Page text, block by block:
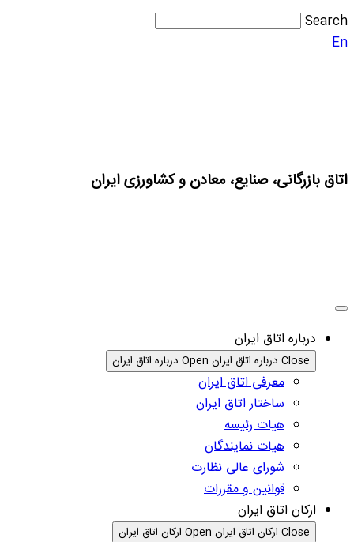
Search
En
اتاق بازرگانی، صنایع، معادن و کشاورزی ایران
درباره اتاق ایران
Close درباره اتاق ایران Open درباره اتاق ایران
معرفی اتاق ایران
ساختار اتاق ایران
هیات رئیسه
هیات نمایندگان
شورای عالی نظارت
قوانین و مقررات
ارکان اتاق ایران
Close ارکان اتاق ایران Open ارکان اتاق ایران